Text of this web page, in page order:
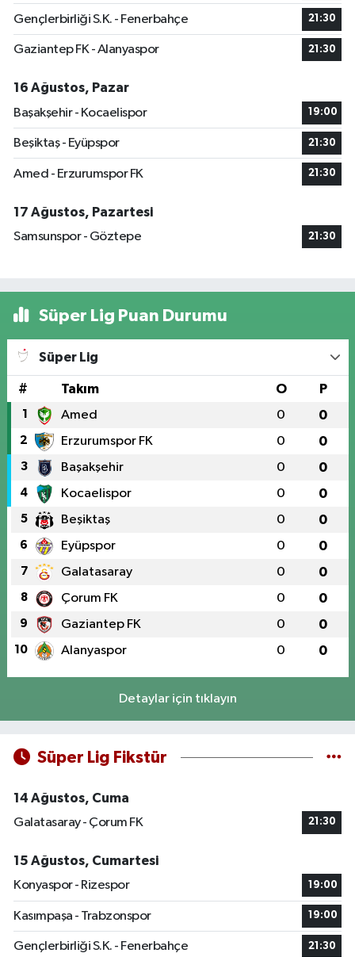
Gençlerbirliği S.K. - Fenerbahçe 21:30
Gaziantep FK - Alanyaspor 21:30
16 Ağustos, Pazar
Başakşehir - Kocaelispor
19:00
Beşiktaş - Eyüpspor 21:30
Amed - Erzurumspor FK 21:30
17 Ağustos, Pazartesi
Samsunspor - Göztepe
21:30
Süper Lig Puan Durumu
Süper Lig
# Takım O P
1 Amed 0 0
2 Erzurumspor FK 0 0
3 Başakşehir 0 0
4 Kocaelispor 0 0
5 Beşiktaş 0 0
6 Eyüpspor 0 0
7 Galatasaray 0 0
8 Çorum FK 0 0
9 Gaziantep FK 0 0
10 Alanyaspor 0 0
Detaylar için tıklayın
Süper Lig Fikstür
14 Ağustos, Cuma
Galatasaray - Çorum FK
21:30
15 Ağustos, Cumartesi
Konyaspor - Rizespor
19:00
Kasımpaşa - Trabzonspor 19:00
Gençlerbirliği S.K. - Fenerbahçe 21:30